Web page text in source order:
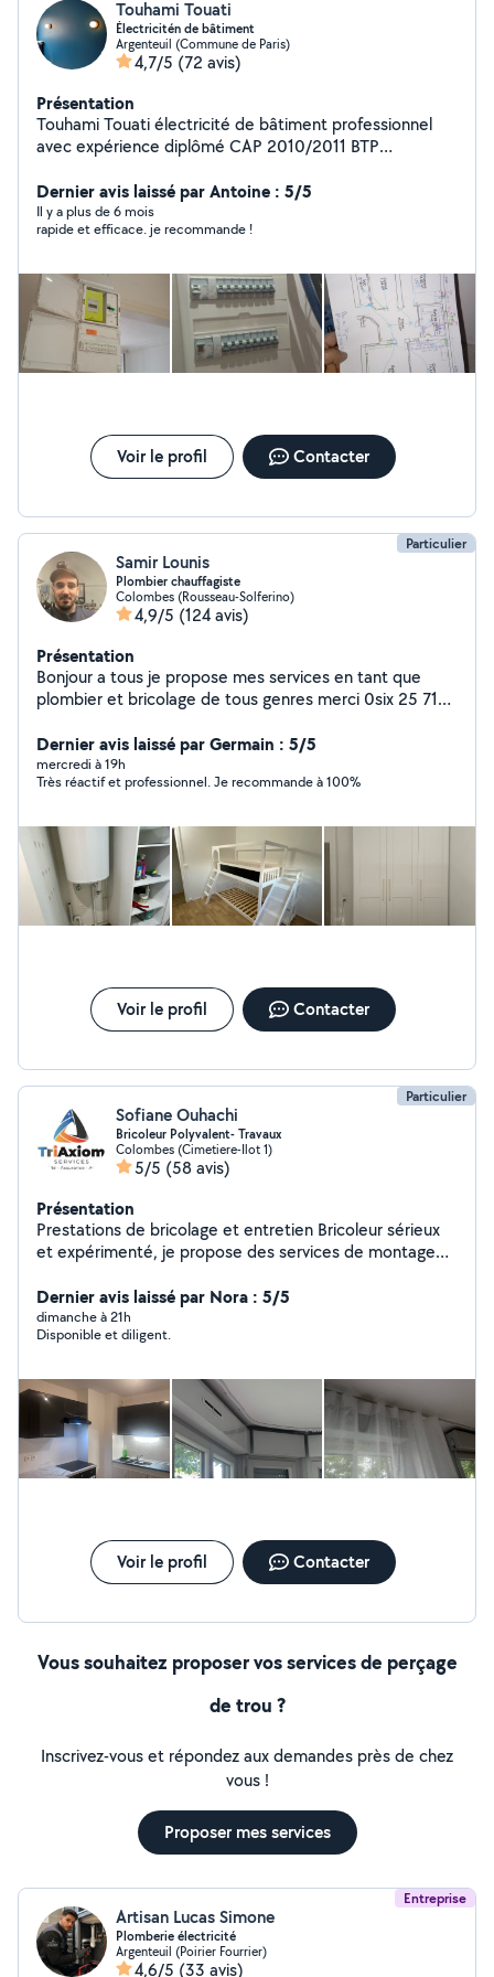
Touhami Touati
Électricitén de bâtiment
Argenteuil (Commune de Paris)
4,7/5 (72 avis)
Présentation
Touhami Touati électricité de bâtiment professionnel
avec expérience diplômé CAP 2010/2011 BTP
Dernier avis laissé par Antoine : 5/5
Il y a plus de 6 mois
rapide et efficace. je recommande !
Voir le profil Contacter
Particulier
Samir Lounis
Plombier chauffagiste
Colombes (Rousseau-Solferino)
4,9/5 (124 avis)
Présentation
Bonjour a tous je propose mes services en tant que
plombier et bricolage de tous genres merci 0six 25 71
Dernier avis laissé par Germain : 5/5
mercredi à 19h
Très réactif et professionnel. Je recommande à 100%
Voir le profil Contacter
Particulier
Sofiane Ouhachi
Bricoleur Polyvalent- Travaux
Colombes (Cimetiere-Ilot 1)
5/5 (58 avis)
Présentation
Prestations de bricolage et entretien Bricoleur sérieux
et expérimenté, je propose des services de montage
intérieure, pose de revêtements de murs et de sols,
ainsi que le nettoyage et l'entretien d'espaces intérieurs
et extérieurs. Travail soigné, respect des délais, devis
Dernier avis laissé par Nora : 5/5
dimanche à 21h
Disponible et diligent.
Voir le profil Contacter
Vous souhaitez proposer vos services de perçage
de trou ?
Inscrivez-vous et répondez aux demandes près de chez
vous !
Proposer mes services
Entreprise
Artisan Lucas Simone
Plomberie électricité
Argenteuil (Poirier Fourrier)
4,6/5 (33 avis)